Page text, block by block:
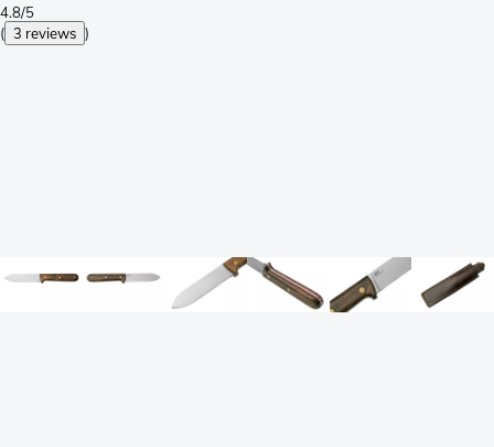
4.8/5
( 3 reviews )